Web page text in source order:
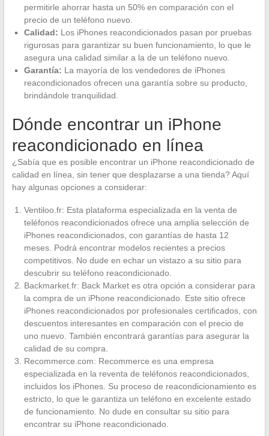
permitirle ahorrar hasta un 50% en comparación con el
precio de un teléfono nuevo.
Calidad: Los iPhones reacondicionados pasan por pruebas
rigurosas para garantizar su buen funcionamiento, lo que le
asegura una calidad similar a la de un teléfono nuevo.
Garantía: La mayoría de los vendedores de iPhones
reacondicionados ofrecen una garantía sobre su producto,
brindándole tranquilidad.
Dónde encontrar un iPhone
reacondicionado en línea
¿Sabía que es posible encontrar un iPhone reacondicionado de
calidad en línea, sin tener que desplazarse a una tienda? Aquí
hay algunas opciones a considerar:
Ventiloo.fr: Esta plataforma especializada en la venta de
teléfonos reacondicionados ofrece una amplia selección de
iPhones reacondicionados, con garantías de hasta 12
meses. Podrá encontrar modelos recientes a precios
competitivos. No dude en echar un vistazo a su sitio para
descubrir su teléfono reacondicionado.
Backmarket.fr: Back Market es otra opción a considerar para
la compra de un iPhone reacondicionado. Este sitio ofrece
iPhones reacondicionados por profesionales certificados, con
descuentos interesantes en comparación con el precio de
uno nuevo. También encontrará garantías para asegurar la
calidad de su compra.
Recommerce.com: Recommerce es una empresa
especializada en la reventa de teléfonos reacondicionados,
incluidos los iPhones. Su proceso de reacondicionamiento es
estricto, lo que le garantiza un teléfono en excelente estado
de funcionamiento. No dude en consultar su sitio para
encontrar su iPhone reacondicionado.